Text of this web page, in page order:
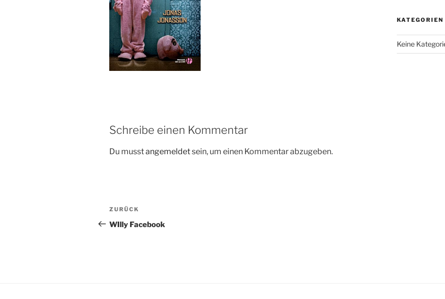
Schreibe einen Kommentar
Du musstangemeldetsein, um einen Kommentar abzugeben.
Beitragsnavigation
Vorheriger
Beitrag
ZURÜCK
WIlly Facebook
KATEGORIEN
Keine